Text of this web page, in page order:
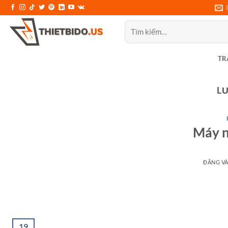
qua
nội
Tìm
kiếm:
Máy
ĐĂNG
19